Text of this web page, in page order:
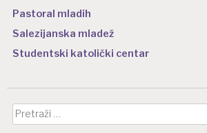
Pastoral mladih
Salezijanska mladež
Studentski katolički centar
Pretraži: